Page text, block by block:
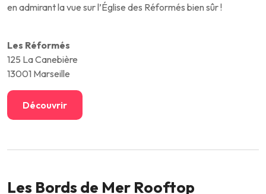
en admirant la vue sur l’Église des Réformés bien sûr !
Les Réformés
125 La Canebière
13001 Marseille
Découvrir
Les Bords de Mer Rooftop